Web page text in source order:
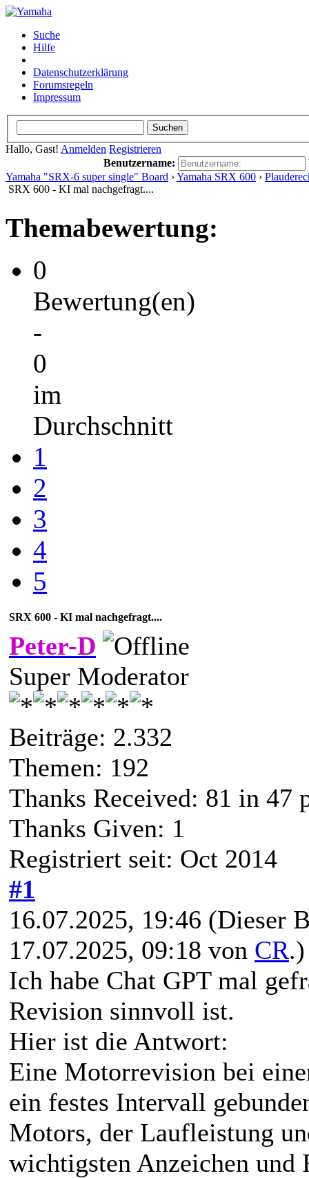
Suche
Hilfe
Datenschutzerklärung
Forumsregeln
Impressum
Hallo, Gast! Anmelden Registrieren
Benutzername:
Yamaha "SRX-6 super single" Board ›Yamaha SRX 600 ›
SRX 600 - KI mal nachgefragt....
Themabewertung:
0
Bewertung(en)
-
0
im
Durchschnitt
1
2
3
4
5
SRX 600 - KI mal nachgefragt....
Peter-D
Super Moderator
Beiträge: 2.332
Themen: 192
Thanks Received: 81 in 47
Thanks Given: 1
Registriert seit: Oct 2014
#1
16.07.2025, 19:46 (Dieser
17.07.2025, 09:18 von CR.)
Ich habe Chat GPT mal
Revision sinnvoll ist.
Hier ist die Antwort:
Eine Motorrevision bei
ein festes Intervall
Motors, der Laufleistung
wichtigsten Anzeichen und